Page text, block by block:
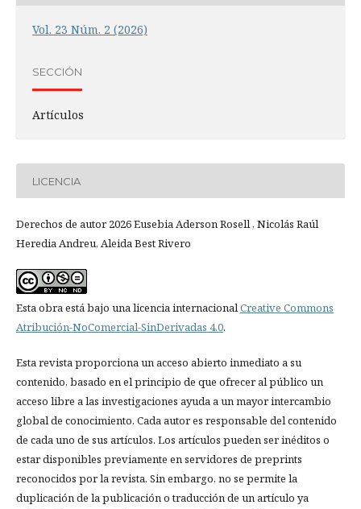
Vol. 23 Núm. 2 (2026)
SECCIÓN
Artículos
LICENCIA
Derechos de autor 2026 Eusebia Aderson Rosell , Nicolás Raúl
Heredia Andreu, Aleida Best Rivero
Esta obra está bajo una licencia internacionalCreative Commons
Atribución-NoComercial-SinDerivadas 4.0.
Esta revista proporciona un acceso abierto inmediato a su
contenido, basado en el principio de que ofrecer al público un
acceso libre a las investigaciones ayuda a un mayor intercambio
global de conocimiento. Cada autor es responsable del contenido
de cada uno de sus artículos. Los artículos pueden ser inéditos o
estar disponibles previamente en servidores de preprints
reconocidos por la revista. Sin embargo, no se permite la
duplicación de la publicación o traducción de un artículo ya